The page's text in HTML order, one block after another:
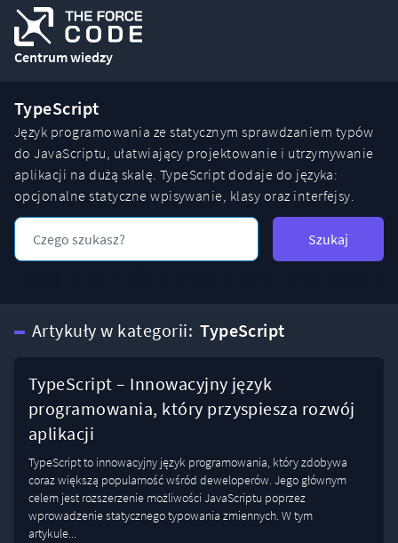
Centrum wiedzy
TypeScript
Język programowania ze statycznym sprawdzaniem typów
do JavaScriptu, ułatwiający projektowanie i utrzymywanie
aplikacji na dużą skalę. TypeScript dodaje do języka:
opcjonalne statyczne wpisywanie, klasy oraz interfejsy.
Szukaj
Artykuły w kategorii: TypeScript
TypeScript – Innowacyjny język
programowania, który przyspiesza rozwój
aplikacji
TypeScript to innowacyjny język programowania, który zdobywa
coraz większą popularność wśród deweloperów. Jego głównym
celem jest rozszerzenie możliwości JavaScriptu poprzez
wprowadzenie statycznego typowania zmiennych. W tym
artykule...